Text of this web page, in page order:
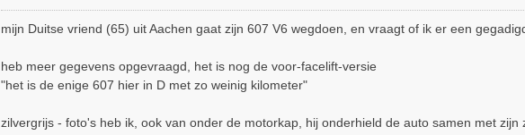
e
r
i
h
t
mijn Duitse vriend (65) uit Aachen gaat zijn 607 V6 wegdoen, en vraagt of ik er een
heb meer gegevens opgevraagd, het is nog de voor-facelift-versie
"het is de enige 607 hier in D met zo weinig kilometer"
zilvergrijs - foto's heb ik, ook van onder de motorkap, hij onderhield de auto samen met zijn